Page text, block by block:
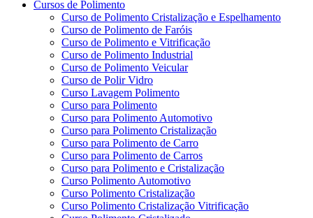
Cursos de Polimento
Curso de Polimento Cristalização e Espelhamento
Curso de Polimento de Faróis
Curso de Polimento e Vitrificação
Curso de Polimento Industrial
Curso de Polimento Veicular
Curso de Polir Vidro
Curso Lavagem Polimento
Curso para Polimento
Curso para Polimento Automotivo
Curso para Polimento Cristalização
Curso para Polimento de Carro
Curso para Polimento de Carros
Curso para Polimento e Cristalização
Curso Polimento Automotivo
Curso Polimento Cristalização
Curso Polimento Cristalização Vitrificação